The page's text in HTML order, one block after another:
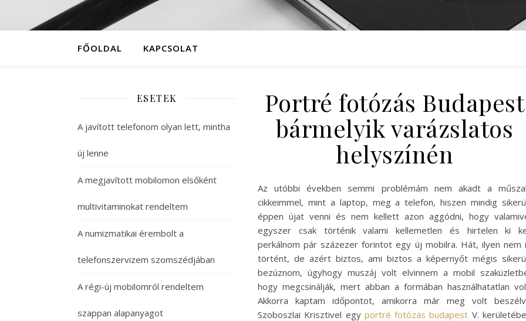
FŐOLDAL KAPCSOLAT
ESETEK
A javított telefonom olyan lett, mintha
új lenne
A megjavított mobilomon elsőként
multivitaminokat rendeltem
A numizmatikai érembolt a
telefonszervizem szomszédjában
A régi-új mobilomról rendeltem
szappan alapanyagot
Portré fotózás Budapest
bármelyik varázslatos
helyszínén
Az utóbbi években semmi problémám nem akadt a
cikkeimmel, mint a laptop, meg a telefon, hiszen mindig
éppen újat venni és nem kellett azon aggódni, hogy
egyszer csak történik valami kellemetlen és hirtelen ki
perkálnom pár százezer forintot egy új mobilra. Hát, ilyen nem
történt, de azért biztos, ami biztos a képernyőt mégis
bezúznom, úgyhogy muszáj volt elvinnem a mobil
hogy megcsinálják, mert abban a formában használhatatlan
Akkorra kaptam időpontot, amikorra már meg volt
Szoboszlai Krisztivel egy portré fotózás budapest V.